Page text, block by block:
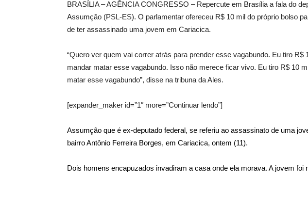
BRASÍLIA – AGÊNCIA CONGRESSO – Repercute em Brasília a fala do
Assumção (PSL-ES). O parlamentar ofereceu R$ 10 mil do próprio bolso
de ter assassinado uma jovem em Cariacica.
“Quero ver quem vai correr atrás para prender esse vagabundo. Eu tiro R$
mandar matar esse vagabundo. Isso não merece ficar vivo. Eu tiro R$ 10
matar esse vagabundo”, disse na tribuna da Ales.
[expander_maker id=”1″ more=”Continuar lendo”]
Assumção que é ex-deputado federal, se referiu ao assassinato de uma
bairro Antônio Ferreira Borges, em Cariacica, ontem (11).
Dois homens encapuzados invadiram a casa onde ela morava. A jovem foi